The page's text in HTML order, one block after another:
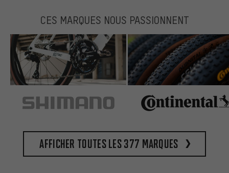
CES MARQUES NOUS PASSIONNENT
Afficher toutes les 377 marques